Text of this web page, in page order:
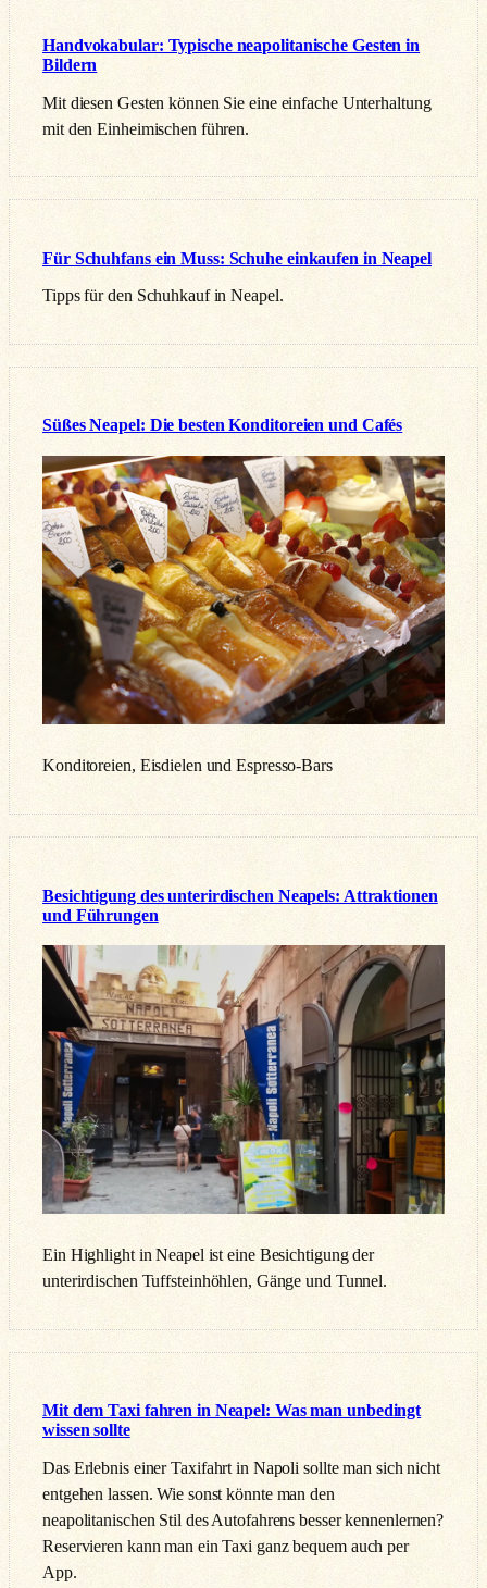
Handvokabular: Typische neapolitanische Gesten in
Bildern
Mit diesen Gesten können Sie eine einfache Unterhaltung
mit den Einheimischen führen.
Für Schuhfans ein Muss: Schuhe einkaufen in Neapel
Tipps für den Schuhkauf in Neapel.
Süßes Neapel: Die besten Konditoreien und Cafés
Konditoreien, Eisdielen und Espresso-Bars
Besichtigung des unterirdischen Neapels: Attraktionen
und Führungen
Ein Highlight in Neapel ist eine Besichtigung der
unterirdischen Tuffsteinhöhlen, Gänge und Tunnel.
Mit dem Taxi fahren in Neapel: Was man unbedingt
wissen sollte
Das Erlebnis einer Taxifahrt in Napoli sollte man sich nicht
entgehen lassen. Wie sonst könnte man den
neapolitanischen Stil des Autofahrens besser kennenlernen?
Reservieren kann man ein Taxi ganz bequem auch per
App.